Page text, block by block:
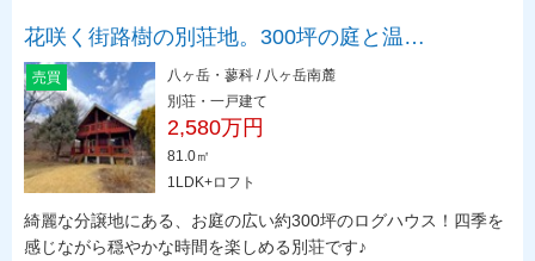
花咲く街路樹の別荘地。300坪の庭と温…
売買
八ヶ岳・蓼科 / 八ヶ岳南麓
別荘・一戸建て
2,580万円
81.0㎡
1LDK+ロフト
綺麗な分譲地にある、お庭の広い約300坪のログハウス！四季を
感じながら穏やかな時間を楽しめる別荘です♪